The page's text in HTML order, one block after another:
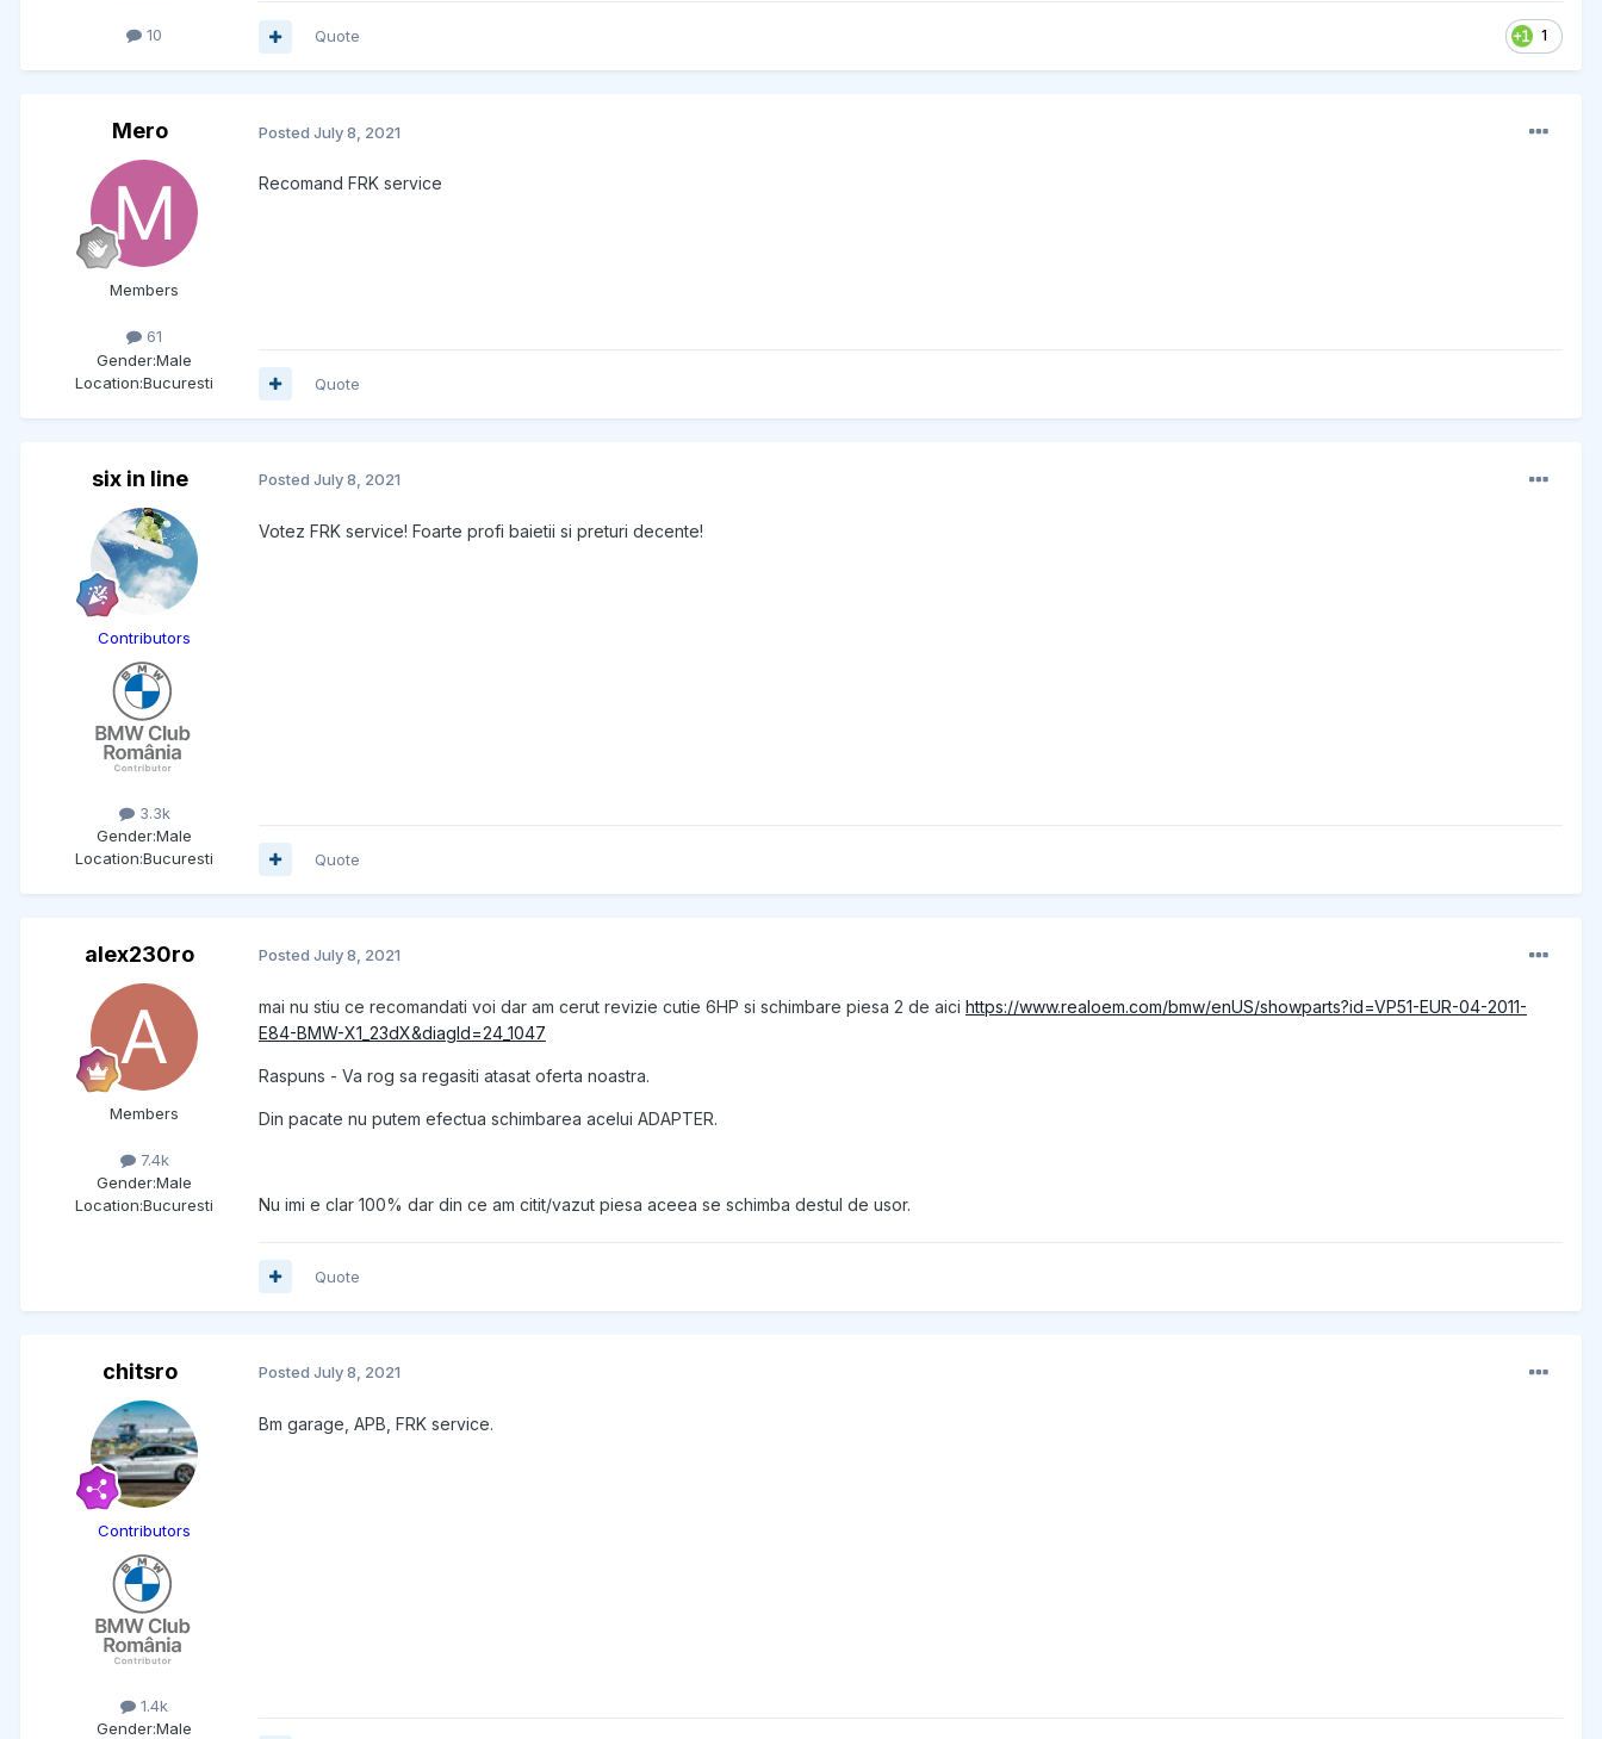
10 1
Quote
Mero
Members
61
Gender:Male
Location:Bucuresti
Posted July 8, 2021
Recomand FRK service
Quote
six in line
Contributors
3.3k
Gender:Male
Location:Bucuresti
Posted July 8, 2021
Votez FRK service! Foarte profi baietii si preturi decente!
Quote
alex230ro
Members
7.4k
Gender:Male
Location:Bucuresti
Posted July 8, 2021
mai nu stiu ce recomandati voi dar am cerut revizie cutie 6HP si schimbare piesa 2 de aici https://www.realoem.com/bmw/enUS/showparts?id=VP51-EUR-04-2011-
E84-BMW-X1_23dX&diagId=24_1047
Raspuns - Va rog sa regasiti atasat oferta noastra.
Din pacate nu putem efectua schimbarea acelui ADAPTER.
Nu imi e clar 100% dar din ce am citit/vazut piesa aceea se schimba destul de usor.
Quote
chitsro
Contributors
1.4k
Gender:Male
Posted July 8, 2021
Bm garage, APB, FRK service.